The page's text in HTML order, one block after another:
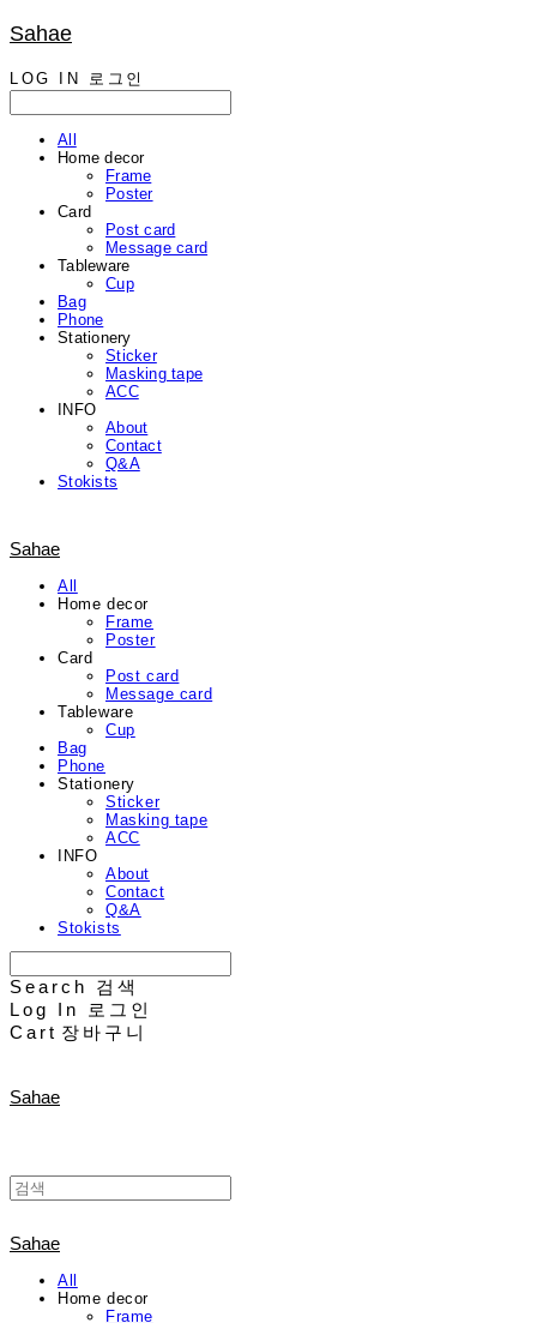
Sahae
LOG IN 로그인
All
Home decor
Frame
Poster
Card
Post card
Message card
Tableware
Cup
Bag
Phone
Stationery
Sticker
Masking tape
ACC
INFO
About
Contact
Q&A
Stokists
Sahae
All
Home decor
Frame
Poster
Card
Post card
Message card
Tableware
Cup
Bag
Phone
Stationery
Sticker
Masking tape
ACC
INFO
About
Contact
Q&A
Stokists
Search
검색
Log In
로그인
Cart 장바구니
Sahae
Sahae
All
Home decor
Frame